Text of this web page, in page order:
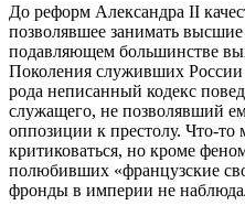
До реформ Александра II
позволявшее занимать
подавляющем большинстве
Поколения служивших России
рода неписанный кодекс
служащего, не позволявший
оппозиции к престолу. Что-то
критиковаться, но кроме
полюбивших «французские
фронды в империи не